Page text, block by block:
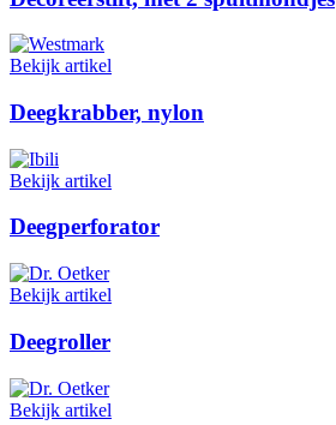
Bekijk artikel
Deegkrabber, nylon
Bekijk artikel
Deegperforator
Bekijk artikel
Deegroller
Bekijk artikel